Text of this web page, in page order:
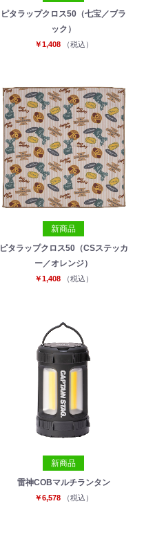
ピタラップクロス50（七宝／ブラ
ック）
￥1,408 （税込）
新商品
ピタラップクロス50（CSステッカ
ー／オレンジ）
￥1,408 （税込）
新商品
雷神COBマルチランタン
￥6,578 （税込）